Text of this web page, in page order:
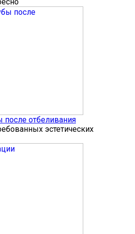
после отбеливания
эстетических